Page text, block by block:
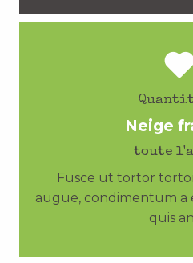
Neige
toute
Fusce ut tortor
augue, condimentum a
quis